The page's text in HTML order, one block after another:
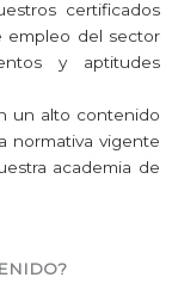
certificados
empleo del sector
y aptitudes
un alto contenido
normativa vigente
academia de